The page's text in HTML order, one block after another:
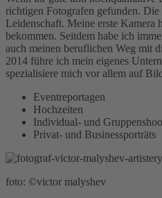
richtigen Fotografen gefunden.
Leidenschaft. Meine erste Kamera
bekommen. Seitdem habe ich
auch meinen beruflichen Weg mit
2014 führe ich mein eigenes
spezialisiere mich vor allem auf
Eventreportagen
Hochzeiten
Individual- und
Privat- und Businessporträts
foto: ©victor malyshev